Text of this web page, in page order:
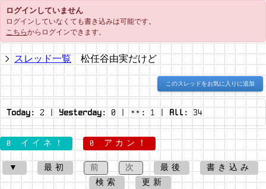
ログインしていません
ログインしていなくても書き込みは可能です。
こちらからログインできます。
スレッド一覧 松任谷由実だけど
このスレッドをお気に入りに追加
Today: 2 | Yesterday:0 | : 1 | All: 34
0 イイネ！ 0 アカン！
▼ 最初 前 次 最後
書き込み
検索
更新